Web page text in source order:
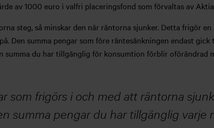
av 1000 euro i valfri placeringsfond som förvaltas av
steg, så minskar den när räntorna sjunker. Detta frigör
Den summa pengar som före räntesänkningen endast
summa du har tillgänglig för konsumtion förblir oförändrad
som frigörs i och med att räntorna
summa pengar du har tillgänglig varje